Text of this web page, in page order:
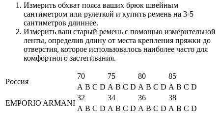
Измерить обхват пояса ваших брюк швейным
сантиметром или рулеткой и купить ремень на 3-5
сантиметров длиннее.
Измерить ваш старый ремень с помощью измерительной
ленты, определив длину от места крепления пряжки до
отверстия, которое использовалось наиболее часто для
комфортного застегивания.
Россия
70 75 80
85
A B C D A B C D A B C D A B C D
EMPORIO ARMANI
32 34 36
38
A B C D A B C D A B C D A B C D